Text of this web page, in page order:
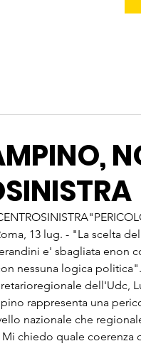
13 lug. - "La scelta
e' sbagliata enon
nessuna logica
dell'Udc,
rappresenta una
nazionale che
chiedo quale coerenza